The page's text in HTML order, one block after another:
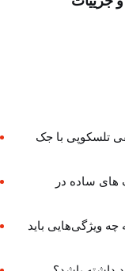
تلسکوپی با جک
ساده در
چه ویژگی‌هایی باید